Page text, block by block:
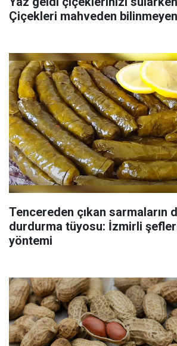
Çiçekleri mahveden
Tencereden çıkan sarmaların
durdurma tüyosu: İzmirli
yöntemi